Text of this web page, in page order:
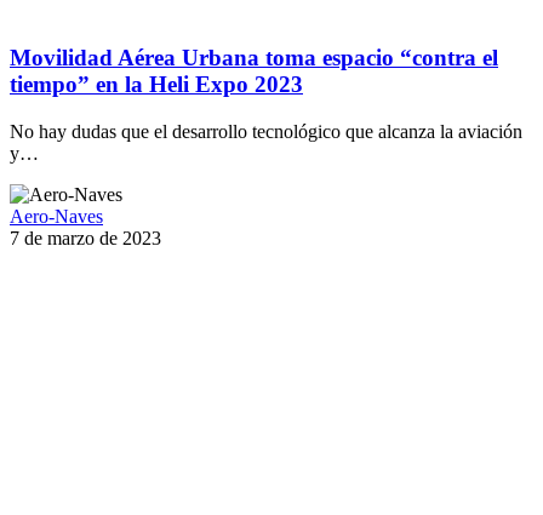
Movilidad Aérea Urbana toma espacio “contra el
tiempo” en la Heli Expo 2023
No hay dudas que el desarrollo tecnológico que alcanza la aviación
y…
Aero-Naves
7 de marzo de 2023